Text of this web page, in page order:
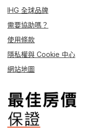
IHG 全球品牌
需要協助嗎？
使用條款
隱私權與 Cookie 中心
網站地圖